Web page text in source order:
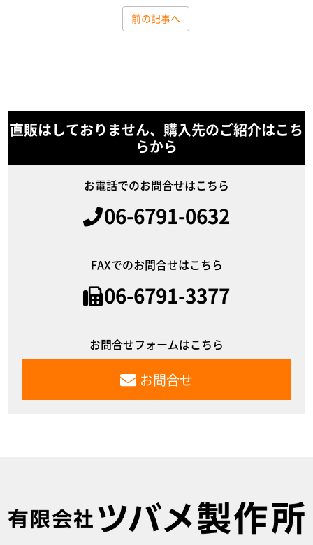
前の記事へ
直販はしておりません、購入先のご紹介はこち
らから
お電話でのお問合せはこちら
06-6791-0632
FAXでのお問合せはこちら
06-6791-3377
お問合せフォームはこちら
お問合せ